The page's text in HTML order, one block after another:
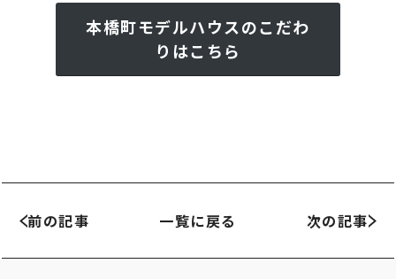
本橋町モデルハウスのこだわ
りはこちら
前の記事 一覧に戻る 次の記事